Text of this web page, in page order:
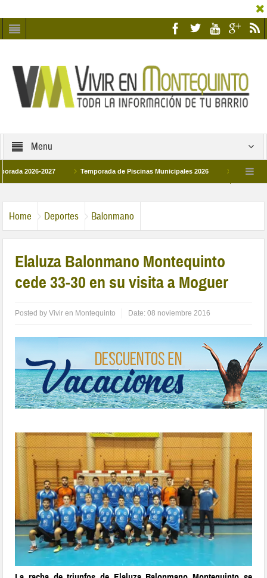
Menu
2027 Temporada de Piscinas Municipales 2026 Los Campus de
Home Deportes Balonmano
Elaluza Balonmano Montequinto
cede 33-30 en su visita a Moguer
Posted byVivir en Montequinto Date:08 noviembre 2016